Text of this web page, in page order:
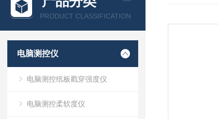
PRODUCT CLASSIFICATION
电脑测控仪
电脑测控纸板戳穿强度仪
电脑测控柔软度仪